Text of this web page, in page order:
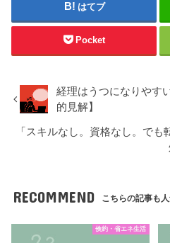
はてブ
Pocket
経理はうつになりやす
的見解】
「スキルなし。資格なし。で
RECOMMEND こちらの記事も人
倹約・省エネ生活